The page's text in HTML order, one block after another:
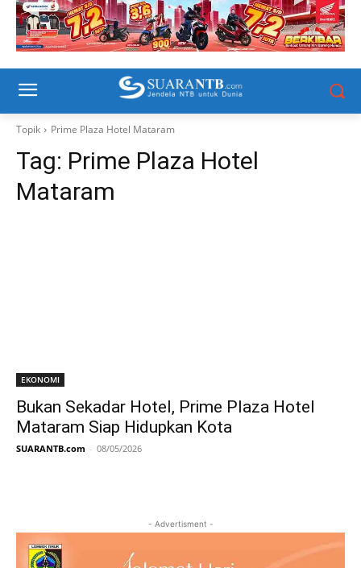
Topik Prime Plaza Hotel Mataram
Tag: Prime Plaza Hotel
Mataram
EKONOMI
Bukan Sekadar Hotel, Prime Plaza Hotel
Mataram Siap Hidupkan Kota
SUARANTB.com - 08/05/2026
- Advertisment -